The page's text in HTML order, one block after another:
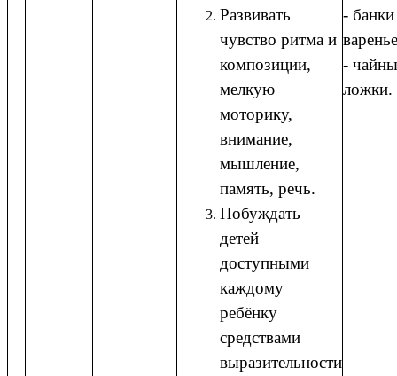
Развивать
чувство ритма и
композиции,
мелкую
моторику,
внимание,
мышление,
память, речь.
Побуждать
детей
доступными
каждому
ребёнку
средствами
выразительности
- банки
-
ложки.